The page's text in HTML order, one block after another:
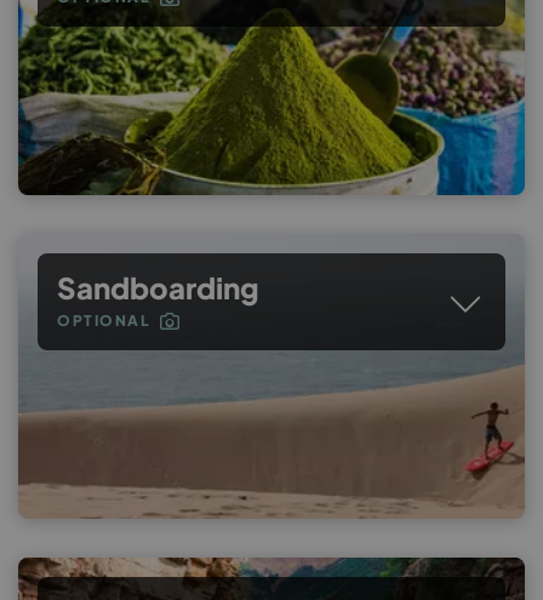
Sandboarding
OPTIONAL